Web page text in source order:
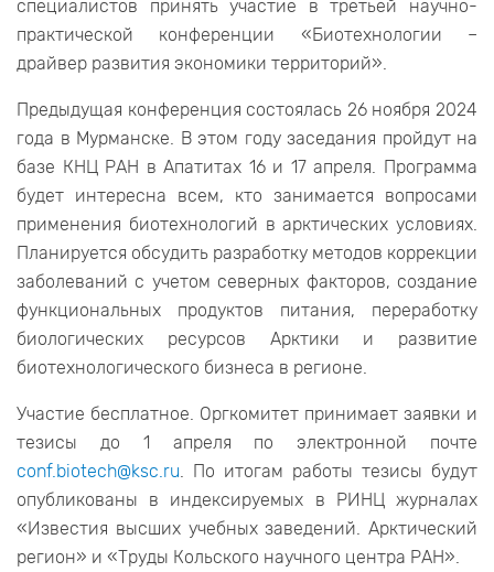
специалистов принять участие в третьей научно-
практической конференции «Биотехнологии –
драйвер развития экономики территорий».
Предыдущая конференция состоялась 26 ноября 2024
года в Мурманске. В этом году заседания пройдут на
базе КНЦ РАН в Апатитах 16 и 17 апреля. Программа
будет интересна всем, кто занимается вопросами
применения биотехнологий в арктических условиях.
Планируется обсудить разработку методов коррекции
заболеваний с учетом северных факторов, создание
функциональных продуктов питания, переработку
биологических ресурсов Арктики и развитие
биотехнологического бизнеса в регионе.
Участие бесплатное. Оргкомитет принимает заявки и
тезисы до 1 апреля по электронной почте
conf.biotech@ksc.ru. По итогам работы тезисы будут
опубликованы в индексируемых в РИНЦ журналах
«Известия высших учебных заведений. Арктический
регион» и «Труды Кольского научного центра РАН».